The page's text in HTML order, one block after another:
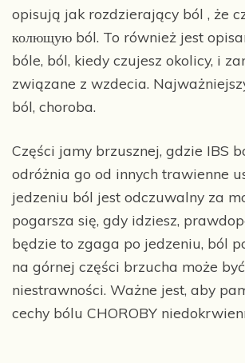
opisują jak rozdzierający ból , że
колющую ból. To również jest
bóle, ból, kiedy czujesz okolicy, i
związane z wzdecia.
ból, choroba.
Części jamy brzusznej, gdzie IBS
odróżnia go od innych trawienne
jedzeniu ból jest odczuwalny za
pogarsza się, gdy idziesz,
będzie to zgaga po jedzeniu, ból
na górnej części brzucha może
niestrawności. Ważne jest, aby
cechy bólu CHOROBY